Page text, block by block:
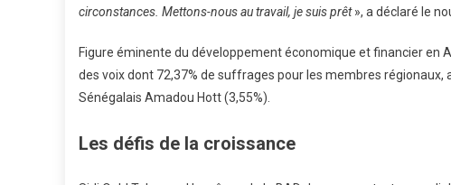
circonstances. Mettons-nous au travail, je suis prêt», a déclaré le
Figure éminente du développement économique et financier en
des voix dont 72,37% de suffrages pour les membres régionaux,
Sénégalais Amadou Hott (3,55%).
Les défis de la croissance